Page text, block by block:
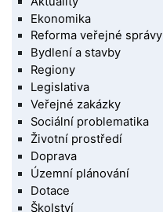
Ekonomika
Reforma veřejné správy
Bydlení a stavby
Regiony
Legislativa
Veřejné zakázky
Sociální problematika
Životní prostředí
Doprava
Územní plánování
Dotace
Školství